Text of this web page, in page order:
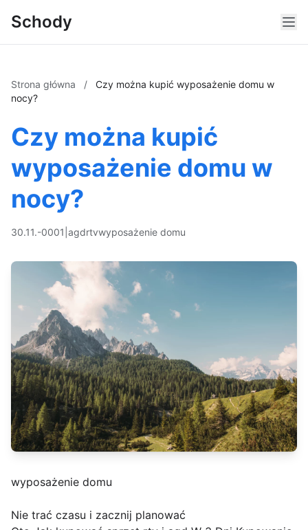
Schody
Strona główna /
Czy można kupić wyposażenie domu w
nocy?
Czy można kupić
wyposażenie domu w
nocy?
30.11.-0001 agdrtvwyposażenie domu
wyposażenie domu
Nie trać czasu i zacznij planować